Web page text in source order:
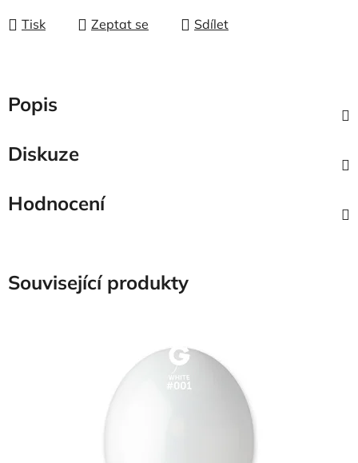
Tisk Zeptat se Sdílet
Popis
Diskuze
Hodnocení
Související produkty